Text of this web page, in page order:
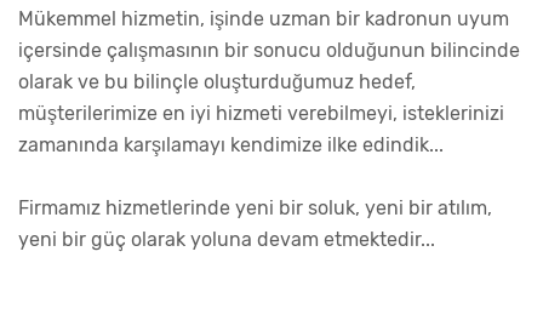
Mükemmel hizmetin, işinde uzman bir kadronun uyum
içersinde çalışmasının bir sonucu olduğunun bilincinde
olarak ve bu bilinçle oluşturduğumuz hedef,
müşterilerimize en iyi hizmeti verebilmeyi, isteklerinizi
zamanında karşılamayı kendimize ilke edindik...
Firmamız hizmetlerinde yeni bir soluk, yeni bir atılım,
yeni bir güç olarak yoluna devam etmektedir...